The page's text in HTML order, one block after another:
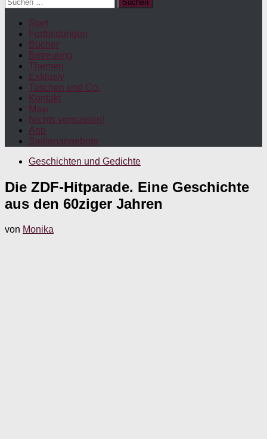
nach:
Start
Fortbildungen
Bücher
Betreuung
Themen
Exklusiv
Taschen und Co.
Kontakt
Maw
Nichts verpassen!
App
Stellenangebote
Geschichten und Gedichte
Die ZDF-Hitparade. Eine Geschichte
aus den 60ziger Jahren
von Monika